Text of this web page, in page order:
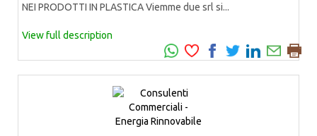
NEI PRODOTTI IN PLASTICA Viemme due srl si...
View full description